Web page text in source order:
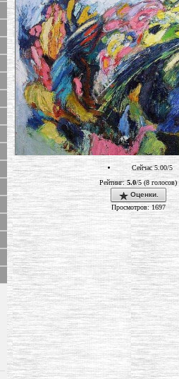
Сейчас 5.00/5
Рейтинг:5.0/5 (8 голосов)
Оценки.
Просмотров: 1697